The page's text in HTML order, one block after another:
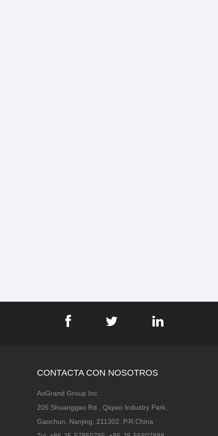
CONTACTA CON NOSOTROS
AoGrand Group Inc.
205 Shuanggao Rd., Qiqiao Industry Park,
Gaochun, Nanjing, 211302, P.R.China